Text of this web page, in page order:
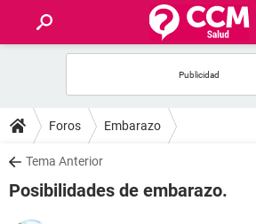
FORUMS
SALUD
Foros Embarazo
Tema Anterior
Posibilidades de embarazo.